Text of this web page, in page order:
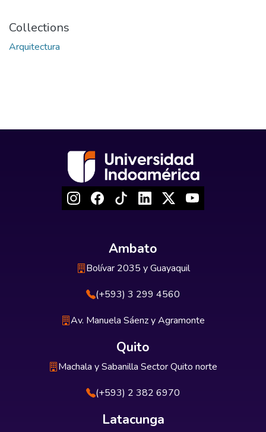
Collections
Arquitectura
Ambato
Bolívar 2035 y Guayaquil
(+593) 3 299 4560
Av. Manuela Sáenz y Agramonte
Quito
Machala y Sabanilla Sector Quito norte
(+593) 2 382 6970
Latacunga